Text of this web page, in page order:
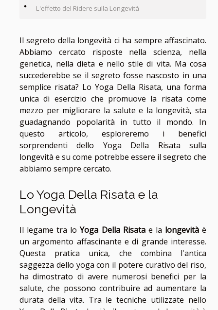
L'effetto del Ridere sulla Longevità
Il segreto della longevità ci ha sempre affascinato.
Abbiamo cercato risposte nella scienza, nella
genetica, nella dieta e nello stile di vita. Ma cosa
succederebbe se il segreto fosse nascosto in una
semplice risata? Lo Yoga Della Risata, una forma
unica di esercizio che promuove la risata come
mezzo per migliorare la salute e la longevità, sta
guadagnando popolarità in tutto il mondo. In
questo articolo, esploreremo i benefici
sorprendenti dello Yoga Della Risata sulla
longevità e su come potrebbe essere il segreto che
abbiamo sempre cercato.
Lo Yoga Della Risata e la
Longevità
Il legame tra loYoga Della Risatae la longevitàè
un argomento affascinante e di grande interesse.
Questa pratica unica, che combina l'antica
saggezza dello yoga con il potere curativo del riso,
ha dimostrato di avere numerosi benefici per la
salute, che possono contribuire ad aumentare la
durata della vita. Tra le tecniche utilizzate nello